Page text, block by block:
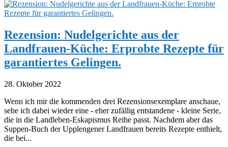
Rezension: Nudelgerichte aus der
Landfrauen-Küche: Erprobte Rezepte für
garantiertes Gelingen.
28. Oktober 2022
Wenn ich mir die kommenden drei Rezensionsexemplare anschaue,
sehe ich dabei wieder eine - eher zufällig entstandene - kleine Serie,
die in die Landleben-Eskapismus Reihe passt. Nachdem aber das
Suppen-Buch der Upplengener Landfrauen bereits Rezepte enthielt,
die bei...